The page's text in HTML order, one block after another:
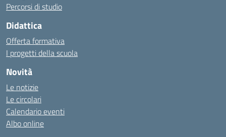
Percorsi di studio
Didattica
Offerta formativa
I progetti della scuola
Novità
Le notizie
Le circolari
Calendario eventi
Albo online